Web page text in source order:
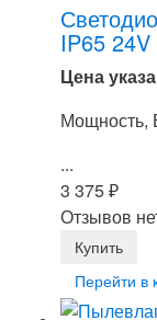
IP65
Цена
Мощность,
...
3 375₽
Отзывов
Перейти в